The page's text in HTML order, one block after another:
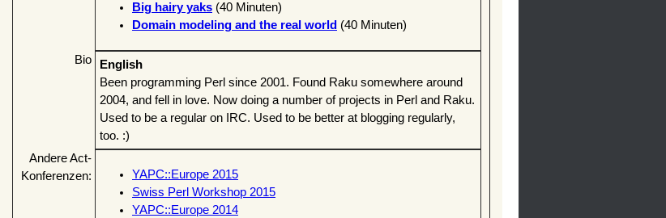
‎Big hairy yaks‎ (40 Minuten)
‎Domain modeling and the real world‎ (40 Minuten)
Bio
English
Been programming Perl since 2001. Found Raku somewhere around
2004, and fell in love. Now doing a number of projects in Perl and Raku.
Used to be a regular on IRC. Used to be better at blogging regularly,
too. :)
Andere Act-
Konferenzen:
YAPC::Europe 2015
Swiss Perl Workshop 2015
YAPC::Europe 2014